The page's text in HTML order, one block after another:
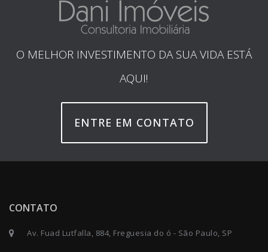
O MELHOR INVESTIMENTO DA SUA VIDA ESTÁ
AQUI!
ENTRE EM CONTATO
CONTATO
Av. Fuad Lutfalla, 884, Freguesia do ó - São Paulo, SP